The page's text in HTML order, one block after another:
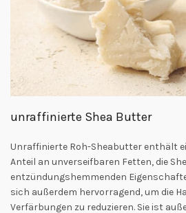
unraffinierte Shea Butter
Unraffinierte Roh-Sheabutter enthält
Anteil an unverseifbaren Fetten, die
entzündungshemmenden
sich außerdem hervorragend, um die
Verfärbungen zu reduzieren. Sie ist